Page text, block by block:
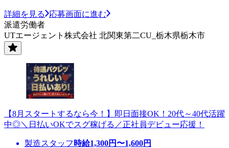
詳細を見る
応募画面に進む
派遣労働者
UTエージェント株式会社 北関東第二CU_栃木県栃木市
【8月スタートするなら今！】即日面接OK！20代～40代活躍
中◎＼日払いOKでスグ稼げる／正社員デビュー応援！
製造スタッフ 時給1,300円〜1,600円